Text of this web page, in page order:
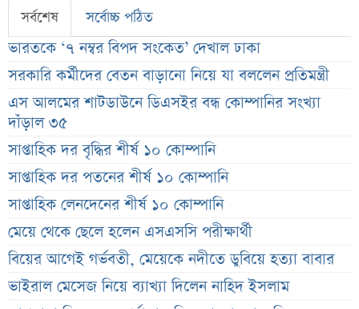
সর্বশেষ সর্বোচ্চ পঠিত
ভারতকে ‘৭ নম্বর বিপদ সংকেত’ দেখাল ঢাকা
সরকারি কর্মীদের বেতন বাড়ানো নিয়ে যা বললেন প্রতিমন্ত্রী
এস আলমের শাটডাউনে ডিএসইর বন্ধ কোম্পানির সংখ্যা
দাঁড়াল ৩৫
সাপ্তাহিক দর বৃদ্ধির শীর্ষ ১০ কোম্পানি
সাপ্তাহিক দর পতনের শীর্ষ ১০ কোম্পানি
সাপ্তাহিক লেনদেনের শীর্ষ ১০ কোম্পানি
মেয়ে থেকে ছেলে হলেন এসএসসি পরীক্ষার্থী
বিয়ের আগেই গর্ভবতী, মেয়েকে নদীতে ডুবিয়ে হত্যা বাবার
ভাইরাল মেসেজ নিয়ে ব্যাখ্যা দিলেন নাহিদ ইসলাম